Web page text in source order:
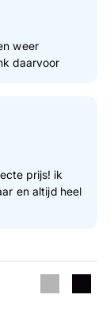
weer
daarvoor
prijs! ik
en altijd heel